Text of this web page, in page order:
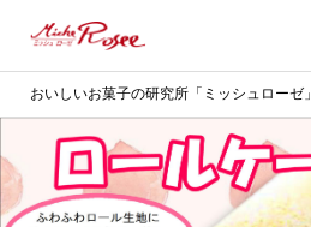
おいしいお菓子の研究所「ミッシュローゼ」